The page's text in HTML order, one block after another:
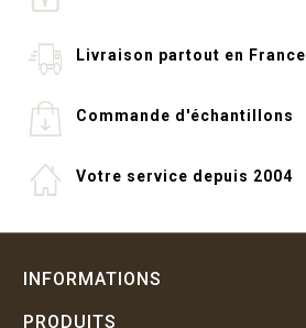
Livraison partout en France
Commande d'échantillons
Votre service depuis 2004
INFORMATIONS
PRODUITS